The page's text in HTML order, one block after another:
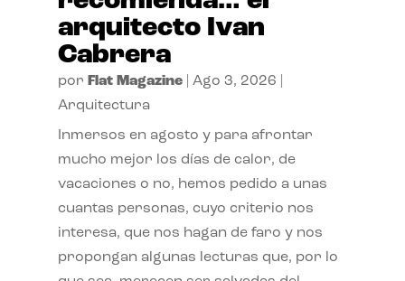
arquitecto Ivan
Cabrera
por Flat Magazine| Ago 3, 2026
Arquitectura
Inmersos en agosto y para afrontar
mucho mejor los días de calor, de
vacaciones o no, hemos pedido a unas
cuantas personas, cuyo criterio nos
interesa, que nos hagan de faro y nos
propongan algunas lecturas que, por lo